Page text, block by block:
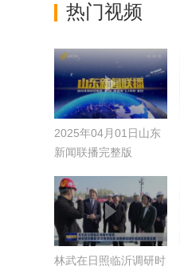
热门视频
2025年04月01日山东
新闻联播完整版
林武在日照临沂调研时